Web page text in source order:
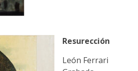
Resurección
León Ferrari